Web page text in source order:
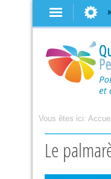
Vous êtes ici: Accueil
Le